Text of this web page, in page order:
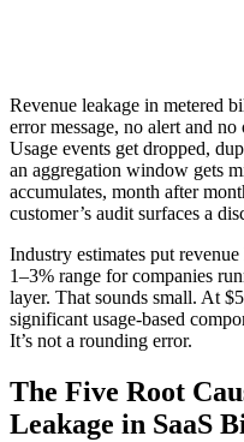
Revenue leakage in metered
error message, no alert and
Usage events get dropped,
an aggregation window gets
accumulates, month after
customer’s audit surfaces a
Industry estimates put
1–3% range for companies
layer. That sounds small. At
significant usage-based
It’s not a rounding error.
The Five Root
Leakage in SaaS